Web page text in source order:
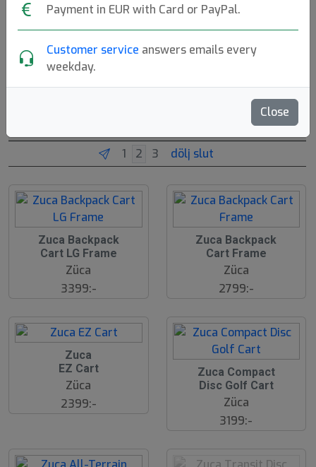
Payment in EUR with Card or PayPal.
Customer service answers emails every
weekday.
Close
Förvandla din ryggsäck till en rullande vagn och gå vart
Vagnar
dölj slut
Zuca Backpack
Cart LG Frame
Züca
3399:-
Zuca Backpack
Cart Frame
Züca
2799:-
Zuca
EZ Cart
Züca
2399:-
Zuca Compact
Disc Golf Cart
Züca
3199:-